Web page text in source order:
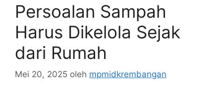
Persoalan Sampah
Harus Dikelola Sejak
dari Rumah
Mei 20, 2025 oleh mpmidkrembangan